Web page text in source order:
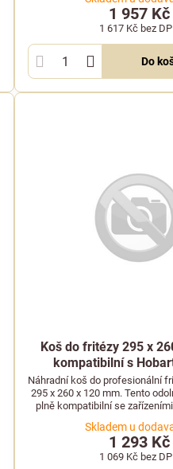
1 957 Kč
1 617 Kč bez
Do
Koš do fritézy 295 x
kompatibilní s
Náhradní koš do profesionální
295 x 260 x 120 mm. Tento
plně kompatibilní se
Skladem u
1 293 Kč
1 069 Kč bez